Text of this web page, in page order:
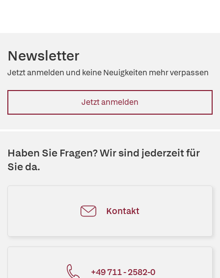
Newsletter
Jetzt anmelden und keine Neuigkeiten mehr verpassen
Jetzt anmelden
Haben Sie Fragen? Wir sind jederzeit für
Sie da.
Kontakt
+49 711 - 2582-0